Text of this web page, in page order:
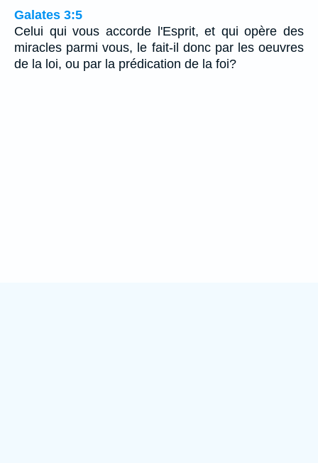
Galates 3:5
Celui qui vous accorde l'Esprit, et qui opère des
miracles parmi vous, le fait-il donc par les oeuvres
de la loi, ou par la prédication de la foi?